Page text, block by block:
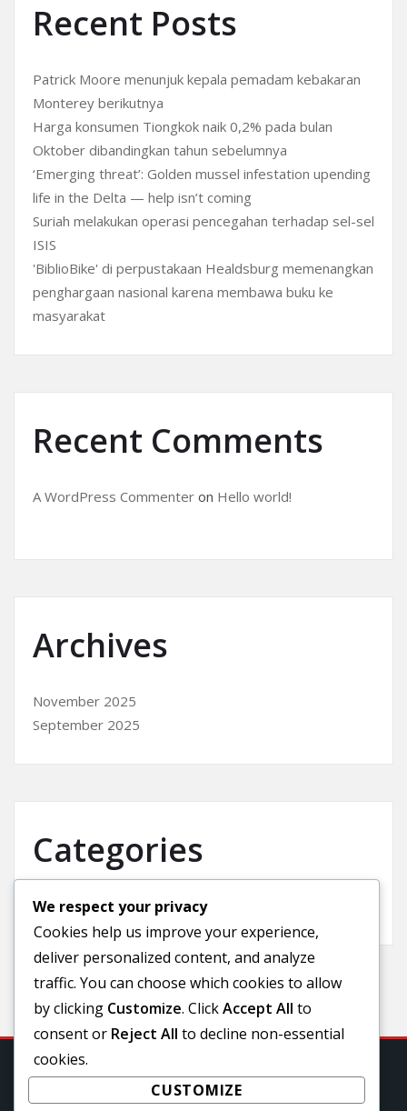
Recent Posts
Patrick Moore menunjuk kepala pemadam kebakaran
Monterey berikutnya
Harga konsumen Tiongkok naik 0,2% pada bulan
Oktober dibandingkan tahun sebelumnya
‘Emerging threat’: Golden mussel infestation upending
life in the Delta — help isn’t coming
Suriah melakukan operasi pencegahan terhadap sel-sel
ISIS
'BiblioBike' di perpustakaan Healdsburg memenangkan
penghargaan nasional karena membawa buku ke
masyarakat
Recent Comments
A WordPress Commenter on Hello world!
Archives
November 2025
September 2025
Categories
Uncategorized
We respect your privacy
Cookies help us improve your experience,
deliver personalized content, and analyze
traffic. You can choose which cookies to allow
by clicking Customize. ClickAccept All to
consent or Reject All to decline non-essential
cookies.
CUSTOMIZE